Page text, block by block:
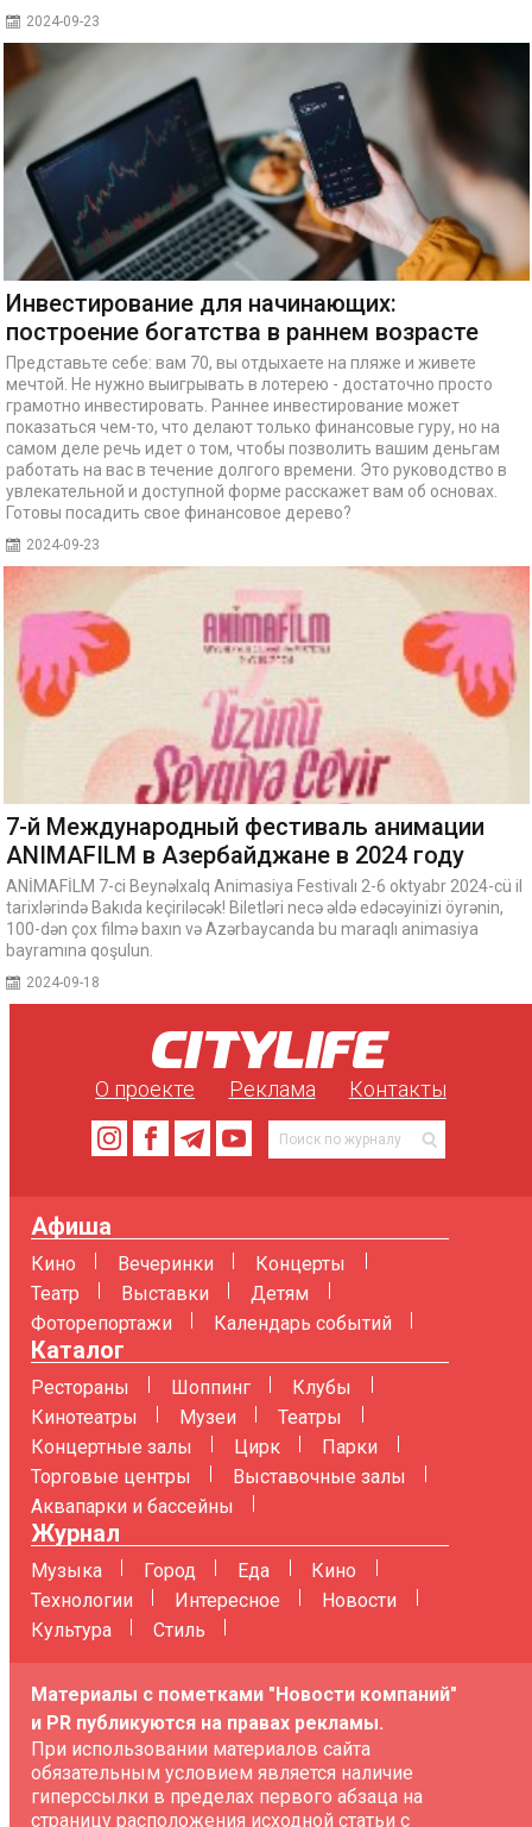
2024-09-23
Инвестирование для начинающих:
построение богатства в раннем возрасте
Представьте себе: вам 70, вы отдыхаете на пляже и живете
мечтой. Не нужно выигрывать в лотерею - достаточно просто
грамотно инвестировать. Раннее инвестирование может
показаться чем-то, что делают только финансовые гуру, но на
самом деле речь идет о том, чтобы позволить вашим деньгам
работать на вас в течение долгого времени. Это руководство в
увлекательной и доступной форме расскажет вам об основах.
Готовы посадить свое финансовое дерево?
2024-09-23
7-й Международный фестиваль анимации
ANIMAFILM в Азербайджане в 2024 году
ANİMAFİLM 7-ci Beynəlxalq Animasiya Festivalı 2-6 oktyabr 2024-cü il
tarixlərində Bakıda keçiriləcək! Biletləri necə əldə edəcəyinizi öyrənin,
100-dən çox filmə baxın və Azərbaycanda bu maraqlı animasiya
bayramına qoşulun.
2024-09-18
О проекте Реклама Контакты
Афиша
Кино Вечеринки
Концерты
Театр
Выставки
Детям
Фоторепортажи
Календарь событий
Каталог
Рестораны Шоппинг
Клубы
Кинотеатры
Музеи
Театры
Концертные залы
Цирк
Парки
Торговые центры
Выставочные залы
Аквапарки и бассейны
Журнал
Музыка Город Еда
Кино
Технологии
Интересное
Новости
Культура
Стиль
Материалы с пометками "Новости компаний"
и PR публикуются на правах рекламы.
При использовании материалов сайта
обязательным условием является наличие
гиперссылки в пределах первого абзаца на
страницу расположения исходной статьи с